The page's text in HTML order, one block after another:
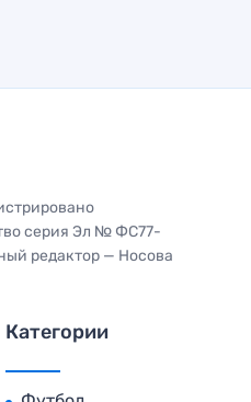
серия Эл № ФС77-
редактор — Носова
Категории